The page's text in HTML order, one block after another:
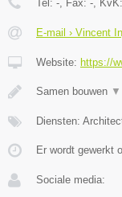
Tel: - , Fax: - , KvK:
E-mail › Vincent
Website: https://
Samen bouwen ▼
Diensten:
Er wordt gewerkt
Sociale media: